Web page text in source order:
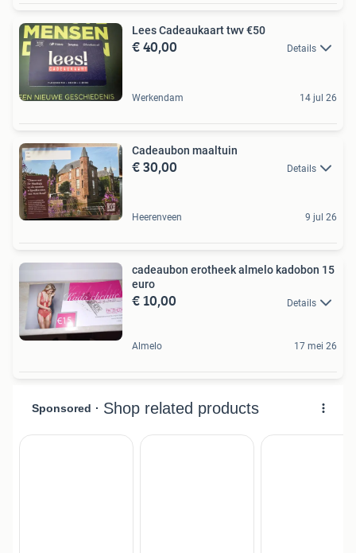
Lees Cadeaukaart twv €50
€ 40,00 Details
Werkendam 14 jul 26
Cadeaubon maaltuin
€ 30,00 Details
Heerenveen 9 jul 26
cadeaubon erotheek almelo kadobon 15
euro
€ 10,00 Details
Almelo 17 mei 26